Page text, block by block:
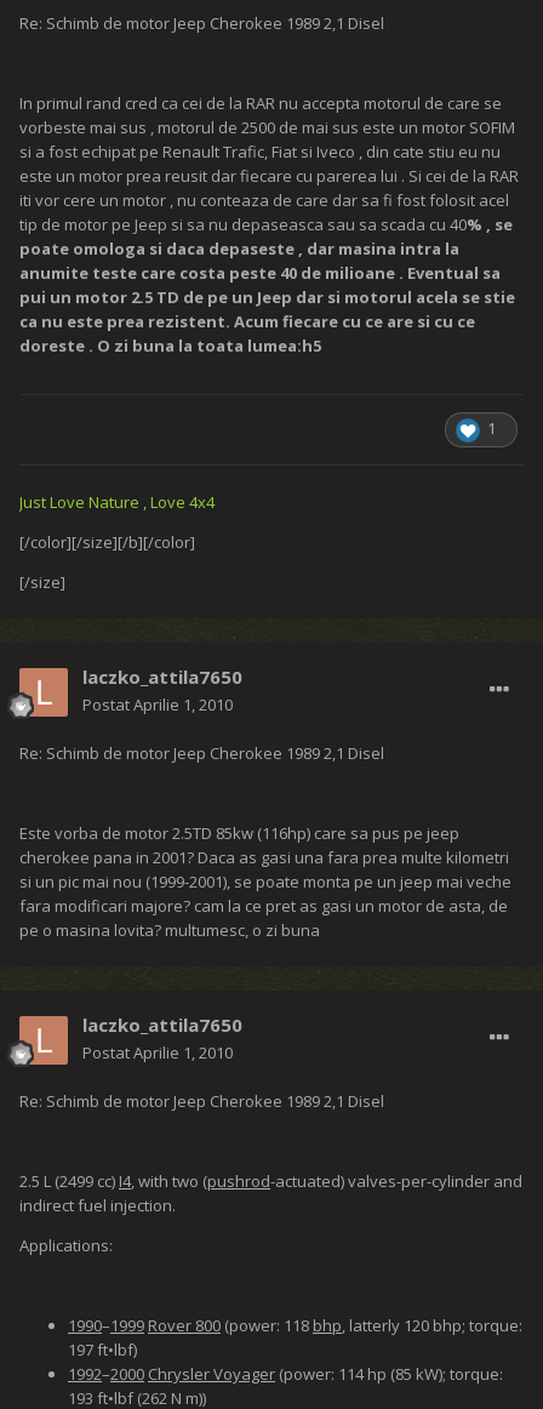
Re: Schimb de motor Jeep Cherokee 1989 2,1 Disel
In primul rand cred ca cei de la RAR nu accepta motorul de care se
vorbeste mai sus , motorul de 2500 de mai sus este un motor SOFIM
si a fost echipat pe Renault Trafic, Fiat si Iveco , din cate stiu eu nu
este un motor prea reusit dar fiecare cu parerea lui . Si cei de la RAR
iti vor cere un motor , nu conteaza de care dar sa fi fost folosit acel
tip de motor pe Jeep si sa nu depaseasca sau sa scada cu 40% , se
poate omologa si daca depaseste , dar masina intra la
anumite teste care costa peste 40 de milioane . Eventual sa
pui un motor 2.5 TD de pe un Jeep dar si motorul acela se stie
ca nu este prea rezistent. Acum fiecare cu ce are si cu ce
doreste . O zi buna la toata lumea:h5
1
Just Love Nature , Love 4x4
[/color][/size][/b][/color]
[/size]
laczko_attila7650
PostatAprilie 1, 2010
Re: Schimb de motor Jeep Cherokee 1989 2,1 Disel
Este vorba de motor 2.5TD 85kw (116hp) care sa pus pe jeep
cherokee pana in 2001? Daca as gasi una fara prea multe kilometri
si un pic mai nou (1999-2001), se poate monta pe un jeep mai veche
fara modificari majore? cam la ce pret as gasi un motor de asta, de
pe o masina lovita? multumesc, o zi buna
laczko_attila7650
PostatAprilie 1, 2010
Re: Schimb de motor Jeep Cherokee 1989 2,1 Disel
2.5 L (2499 cc) I4, with two (pushrod-actuated) valves-per-cylinder and
indirect fuel injection.
Applications:
1990–1999 Rover 800 (power: 118 bhp, latterly 120 bhp; torque:
197 ft•lbf)
1992–2000 Chrysler Voyager (power: 114 hp (85 kW); torque:
193 ft•lbf (262 N m))